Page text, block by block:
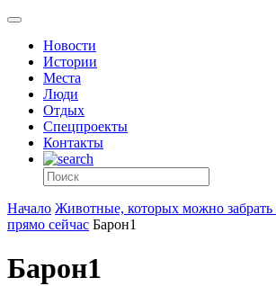
Новости
Истории
Места
Люди
Отдых
Спецпроекты
Контакты
Начало Животные, которых можно забрать
прямо сейчас Барон1
Барон1